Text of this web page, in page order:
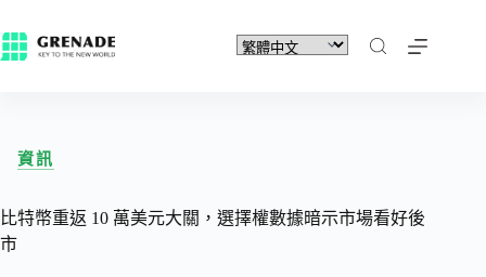
資訊
比特幣重返 10 萬美元大關，選擇權數據暗示市場看好後
市